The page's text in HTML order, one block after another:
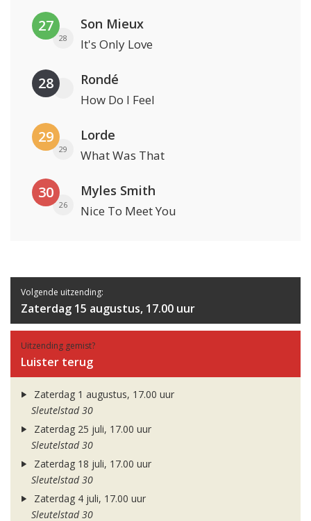
27
28
Son Mieux
It's Only Love
28 Rondé
How Do I Feel
29
29
Lorde
What Was That
30
26
Myles Smith
Nice To Meet You
Volgende uitzending:
Zaterdag 15 augustus, 17.00 uur
Uitzending gemist?
Luister terug
Zaterdag 1 augustus, 17.00 uur
Sleutelstad 30
Zaterdag 25 juli, 17.00 uur
Sleutelstad 30
Zaterdag 18 juli, 17.00 uur
Sleutelstad 30
Zaterdag 4 juli, 17.00 uur
Sleutelstad 30